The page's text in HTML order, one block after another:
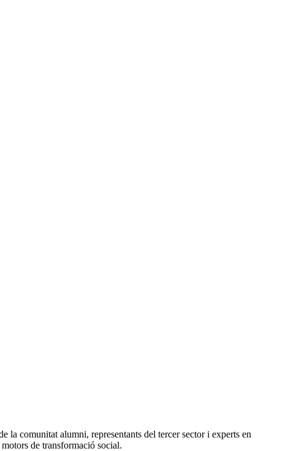
la comunitat alumni, representants del tercer sector i experts en
de transformació social.